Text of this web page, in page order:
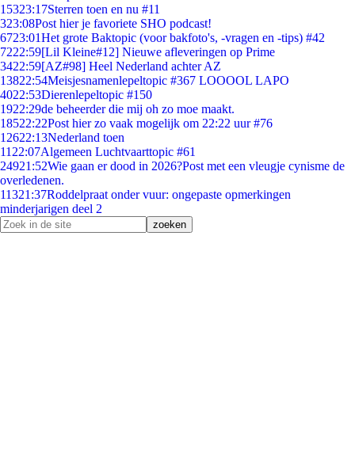
15323:17Sterren toen en nu #11
323:08Post hier je favoriete SHO podcast!
6723:01Het grote Baktopic (voor bakfoto's, -vragen en -tips) #42
7222:59[Lil Kleine#12] Nieuwe afleveringen op Prime
3422:59[AZ#98] Heel Nederland achter AZ
13822:54Meisjesnamenlepeltopic #367 LOOOOL LAPO
4022:53Dierenlepeltopic #150
1922:29de beheerder die mij oh zo moe maakt.
18522:22Post hier zo vaak mogelijk om 22:22 uur #76
12622:13Nederland toen
11 22:07Algemeen Luchtvaarttopic #61
24921:52Wie gaan er dood in 2026?Post met een vleugje cynisme de
overledenen.
11321:37Roddelpraat onder vuur: ongepaste opmerkingen
minderjarigen deel 2